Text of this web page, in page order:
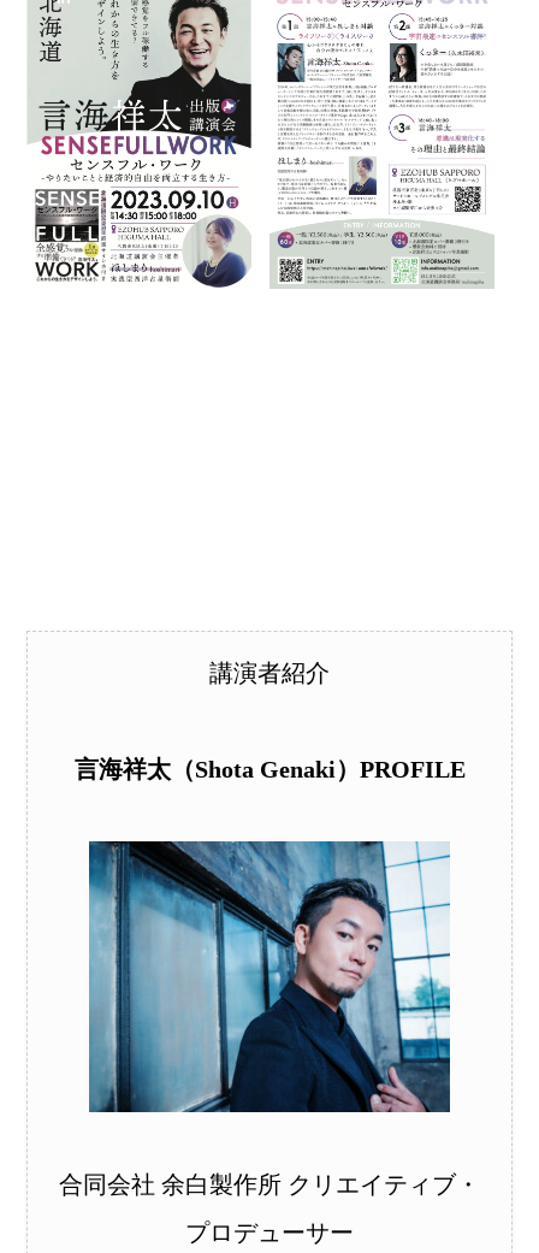
講演者紹介
言海祥太（Shota Genaki）PROFILE
合同会社 余白製作所 クリエイティブ・
プロデューサー